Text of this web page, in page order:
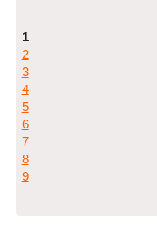
1
2
3
4
5
6
7
8
9